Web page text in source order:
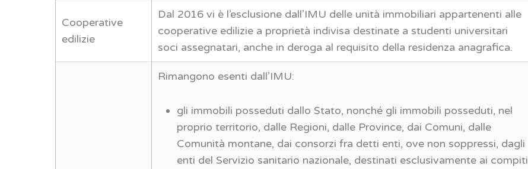
Cooperative
edilizie
Dal 2016 vi è l’esclusione dall’IMU delle unità immobiliari appartenenti alle
cooperative edilizie a proprietà indivisa destinate a studenti universitari
soci assegnatari, anche in deroga al requisito della residenza anagrafica.
Rimangono esenti dall’IMU:
gli immobili posseduti dallo Stato, nonché gli immobili posseduti, nel
proprio territorio, dalle Regioni, dalle Province, dai Comuni, dalle
Comunità montane, dai consorzi fra detti enti, ove non soppressi, dagli
enti del Servizio sanitario nazionale, destinati esclusivamente ai compiti